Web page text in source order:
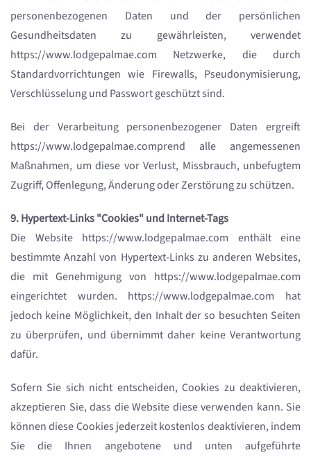
personenbezogenen Daten und der persönlichen
Gesundheitsdaten zu gewährleisten, verwendet
https://www.lodgepalmae.com Netzwerke, die durch
Standardvorrichtungen wie Firewalls, Pseudonymisierung,
Verschlüsselung und Passwort geschützt sind.
Bei der Verarbeitung personenbezogener Daten ergreift
https://www.lodgepalmae.comprend alle angemessenen
Maßnahmen, um diese vor Verlust, Missbrauch, unbefugtem
Zugriff, Offenlegung, Änderung oder Zerstörung zu schützen.
9. Hypertext-Links "Cookies" und Internet-Tags
Die Website https://www.lodgepalmae.com enthält eine
bestimmte Anzahl von Hypertext-Links zu anderen Websites,
die mit Genehmigung von https://www.lodgepalmae.com
eingerichtet wurden. https://www.lodgepalmae.com hat
jedoch keine Möglichkeit, den Inhalt der so besuchten Seiten
zu überprüfen, und übernimmt daher keine Verantwortung
dafür.
Sofern Sie sich nicht entscheiden, Cookies zu deaktivieren,
akzeptieren Sie, dass die Website diese verwenden kann. Sie
können diese Cookies jederzeit kostenlos deaktivieren, indem
Sie die Ihnen angebotene und unten aufgeführte